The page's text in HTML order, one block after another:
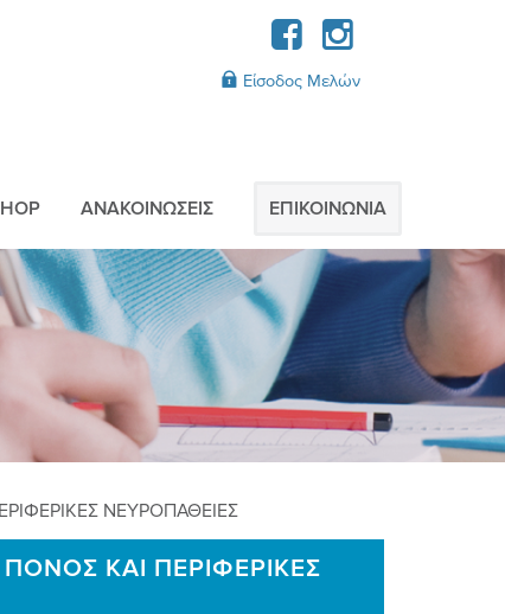
AΝΑΚΟΙΝΩΣΕΙΣ ΕΠΙΚΟΙΝΩΝIΑ
Είσοδος Μελών
ΝΕΥΡΟΠΑΘΕΙΕΣ
ΚΑΙ ΠΕΡΙΦΕΡΙΚΕΣ